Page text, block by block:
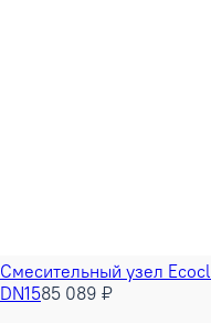
Смесительный узел
DN1585 089 ₽